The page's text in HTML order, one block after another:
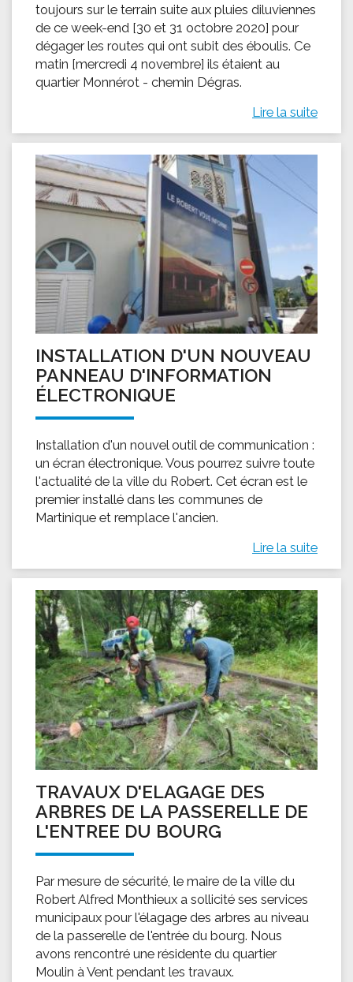
toujours sur le terrain suite aux pluies diluviennes
de ce week-end [30 et 31 octobre 2020] pour
dégager les routes qui ont subit des éboulis. Ce
matin [mercredi 4 novembre] ils étaient au
quartier Monnérot - chemin Dégras.
Lire la suite
INSTALLATION D'UN NOUVEAU
PANNEAU D'INFORMATION
ÉLECTRONIQUE
Installation d'un nouvel outil de communication :
un écran électronique. Vous pourrez suivre toute
l'actualité de la ville du Robert. Cet écran est le
premier installé dans les communes de
Martinique et remplace l'ancien.
Lire la suite
TRAVAUX D'ELAGAGE DES
ARBRES DE LA PASSERELLE DE
L'ENTREE DU BOURG
Par mesure de sécurité, le maire de la ville du
Robert Alfred Monthieux a sollicité ses services
municipaux pour l'élagage des arbres au niveau
de la passerelle de l'entrée du bourg. Nous
avons rencontré une résidente du quartier
Moulin à Vent pendant les travaux.